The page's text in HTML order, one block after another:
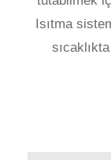
Isıtma